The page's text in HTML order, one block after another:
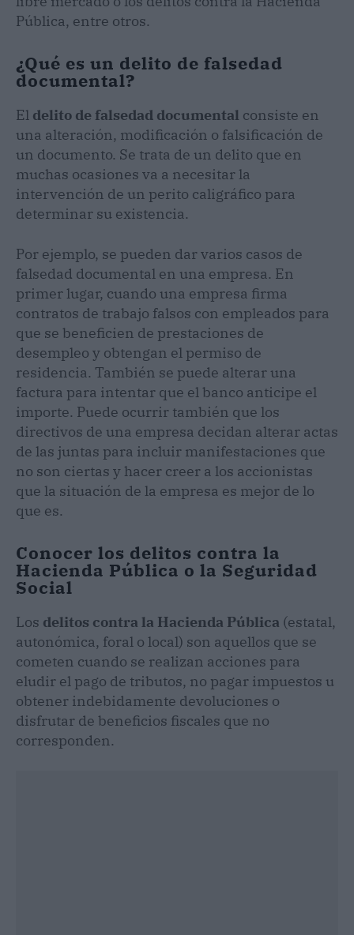
Pública, entre otros.
¿Qué es un delito de falsedad
documental?
El delito de falsedad documental consiste en
una alteración, modificación o falsificación de
un documento. Se trata de un delito que en
muchas ocasiones va a necesitar la
intervención de un perito caligráfico para
determinar su existencia.
Por ejemplo, se pueden dar varios casos de
falsedad documental en una empresa. En
primer lugar, cuando una empresa firma
contratos de trabajo falsos con empleados para
que se beneficien de prestaciones de
desempleo y obtengan el permiso de
residencia. También se puede alterar una
factura para intentar que el banco anticipe el
importe. Puede ocurrir también que los
directivos de una empresa decidan alterar actas
de las juntas para incluir manifestaciones que
no son ciertas y hacer creer a los accionistas
que la situación de la empresa es mejor de lo
que es.
Conocer los delitos contra la
Hacienda Pública o la Seguridad
Social
Los delitos contra la Hacienda Pública (estatal,
autonómica, foral o local) son aquellos que se
cometen cuando se realizan acciones para
eludir el pago de tributos, no pagar impuestos u
obtener indebidamente devoluciones o
disfrutar de beneficios fiscales que no
corresponden.